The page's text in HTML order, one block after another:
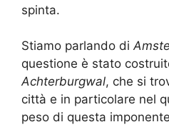
spinta.
Stiamo parlando di
questione è stato
Achterburgwal, che si
città e in particolare nel
peso di questa